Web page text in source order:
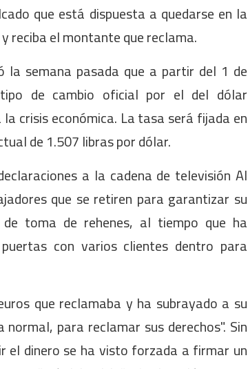
que está dispuesta a quedarse en la
reciba el montante que reclama.
la semana pasada que a partir del 1 de
de cambio oficial por el del dólar
crisis económica. La tasa será fijada en
de 1.507 libras por dólar.
a la cadena de televisión Al
que se retiren para garantizar su
toma de rehenes, al tiempo que ha
con varios clientes dentro para
que reclamaba y ha subrayado a su
para reclamar sus derechos". Sin
el dinero se ha visto forzada a firmar un